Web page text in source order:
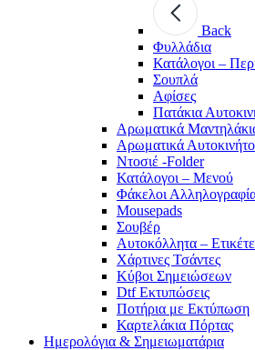
Back
Φυλλάδια
Κατάλογοι –
Σουπλά
Αφίσες
Πατάκια
Αρωματικά
Αρωματικά
Ντοσιέ -Folder
Κατάλογοι – Μενού
Φάκελοι
Mousepads
Σουβέρ
Αυτοκόλλητα –
Χάρτινες Τσάντες
Κύβοι Σημειώσεων
Dtf Εκτυπώσεις
Ποτήρια με Εκτύπωση
Καρτελάκια Πόρτας
Ημερολόγια & Σημειωματάρια